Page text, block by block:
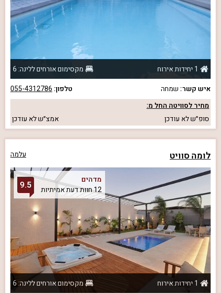
1 יחידות אירוח
מקסימום אורחים ללינה: 6
איש קשר: שמחה טלפון: 055-4312786
מחיר לסוויטה החל מ:
סופ״שלא עודכן אמצ״שלא עודכן
לומה סוויט עלמה
מדהים
12 חוות דעת אמיתיות
9.5
1 יחידות אירוח
מקסימום אורחים ללינה: 6